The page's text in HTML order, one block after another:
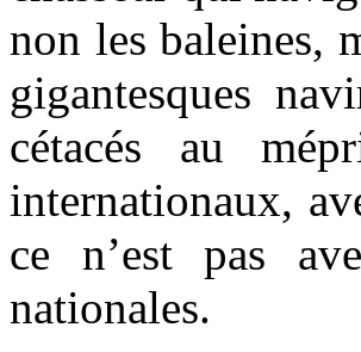
non les baleines,
gigantesques
cétacés au
internationaux,
ce n’est pas
nationales.